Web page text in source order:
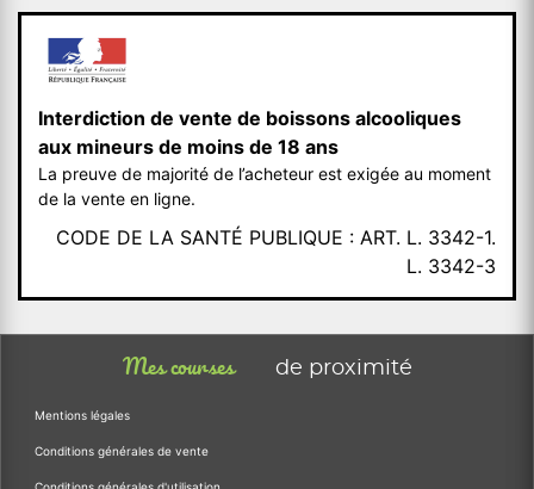
Interdiction de vente de boissons alcooliques
aux mineurs de moins de 18 ans
La preuve de majorité de l’acheteur est exigée au moment
de la vente en ligne.
CODE DE LA SANTÉ PUBLIQUE : ART. L. 3342-1.
L. 3342-3
Mes courses de proximité
Mentions légales
Conditions générales de vente